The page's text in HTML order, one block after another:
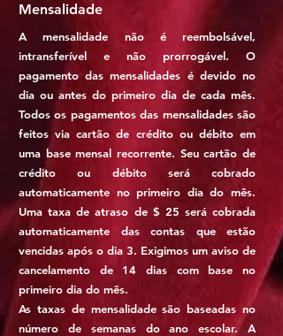
Mensalidade
A mensalidade não é reembolsável,
intransferível e não prorrogável. O
pagamento das mensalidades é devido no
dia ou antes do primeiro dia de cada mês.
Todos os pagamentos das mensalidades são
feitos via cartão de crédito ou débito em
uma base mensal recorrente. Seu cartão de
crédito ou débito será cobrado
automaticamente no primeiro dia do mês.
Uma taxa de atraso de $ 25 será cobrada
automaticamente das contas que estão
vencidas após o dia 3. Exigimos um aviso de
cancelamento de 14 dias com base no
primeiro dia do mês.
As taxas de mensalidade são baseadas no
número de semanas do ano escolar. A